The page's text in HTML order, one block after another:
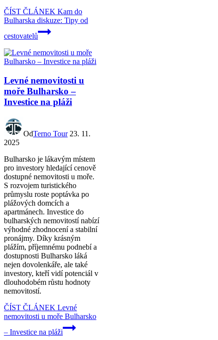
ČÍST ČLÁNEK Kam do
Bulharska diskuze: Tipy od
cestovatelů
Levné nemovitosti u
moře Bulharsko –
Investice na pláži
OdTerno Tour 23. 11.
2025
Bulharsko je lákavým místem
pro investory hledající cenově
dostupné nemovitosti u moře.
S rozvojem turistického
průmyslu roste poptávka po
plážových domcích a
apartmánech. Investice do
bulharských nemovitostí nabízí
výhodné zhodnocení a stabilní
pronájmy. Díky krásným
plážím, příjemnému podnebí a
dostupnosti Bulharsko láká
nejen dovolenkáře, ale také
investory, kteří vidí potenciál v
dlouhodobém růstu hodnoty
nemovitostí.
ČÍST ČLÁNEK Levné
nemovitosti u moře Bulharsko
– Investice na pláži